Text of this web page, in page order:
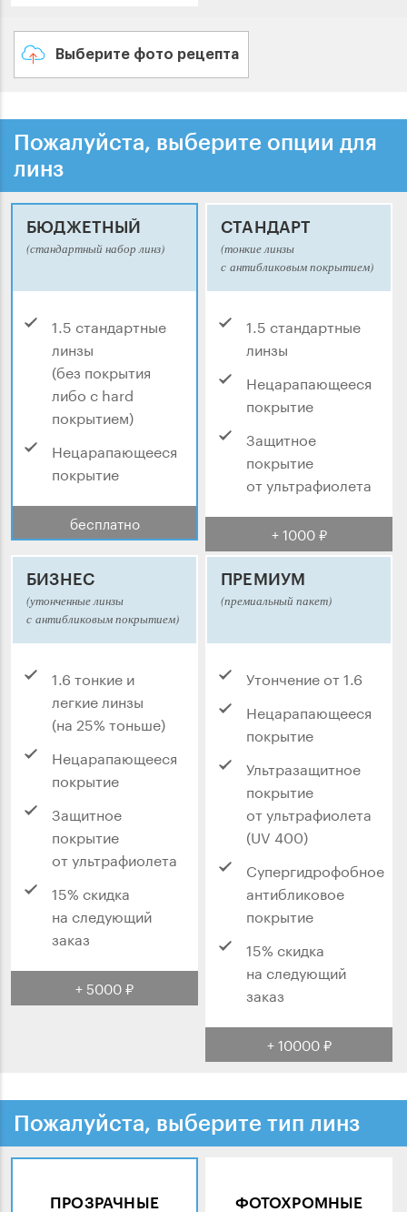
Выберите фото рецепта
Пожалуйста, выберите опции для
линз
БЮДЖЕТНЫЙ
(стандартный набор линз)
1.5 стандартные
линзы
(без покрытия
либо с hard
покрытием)
Нецарапающееся
покрытие
бесплатно
СТАНДАРТ
(тонкие линзы
с антибликовым покрытием)
1.5 стандартные
линзы
Нецарапающееся
покрытие
Защитное
покрытие
от ультрафиолета
+ 1000 ₽
БИЗНЕС
(утонченные линзы
с антибликовым покрытием)
1.6 тонкие и
легкие линзы
(на 25% тоньше)
Нецарапающееся
покрытие
Защитное
покрытие
от ультрафиолета
15% скидка
на следующий
заказ
+ 5000 ₽
ПРЕМИУМ
(премиальный пакет)
Утончение от 1.6
Нецарапающееся
покрытие
Ультразащитное
покрытие
от ультрафиолета
(UV 400)
Супергидрофобное
антибликовое
покрытие
15% скидка
на следующий
заказ
+ 10000 ₽
Пожалуйста, выберите тип линз
ПРОЗРАЧНЫЕ ФОТОХРОМНЫЕ